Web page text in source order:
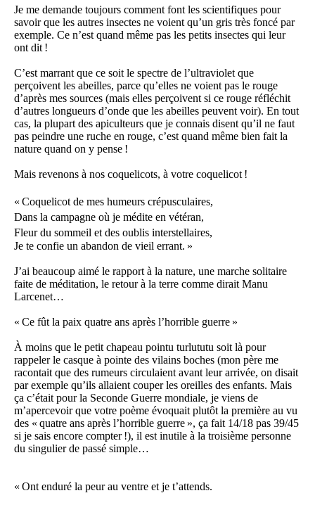
Je me demande toujours comment font les scientifiques pour
savoir que les autres insectes ne voient qu’un gris très foncé par
exemple. Ce n’est quand même pas les petits insectes qui leur
ont dit !
C’est marrant que ce soit le spectre de l’ultraviolet que
perçoivent les abeilles, parce qu’elles ne voient pas le rouge
d’après mes sources (mais elles perçoivent si ce rouge réfléchit
d’autres longueurs d’onde que les abeilles peuvent voir). En tout
cas, la plupart des apiculteurs que je connais disent qu’il ne faut
pas peindre une ruche en rouge, c’est quand même bien fait la
nature quand on y pense !
Mais revenons à nos coquelicots, à votre coquelicot !
« Coquelicot de mes humeurs crépusculaires,
Dans la campagne où je médite en vétéran,
Fleur du sommeil et des oublis interstellaires,
Je te confie un abandon de vieil errant. »
J’ai beaucoup aimé le rapport à la nature, une marche solitaire
faite de méditation, le retour à la terre comme dirait Manu
Larcenet…
« Ce fût la paix quatre ans après l’horrible guerre »
À moins que le petit chapeau pointu turlututu soit là pour
rappeler le casque à pointe des vilains boches (mon père me
racontait que des rumeurs circulaient avant leur arrivée, on disait
par exemple qu’ils allaient couper les oreilles des enfants. Mais
ça c’était pour la Seconde Guerre mondiale, je viens de
m’apercevoir que votre poème évoquait plutôt la première au vu
des « quatre ans après l’horrible guerre », ça fait 14/18 pas 39/45
si je sais encore compter !), il est inutile à la troisième personne
du singulier de passé simple…
« Ont enduré la peur au ventre et je t’attends.